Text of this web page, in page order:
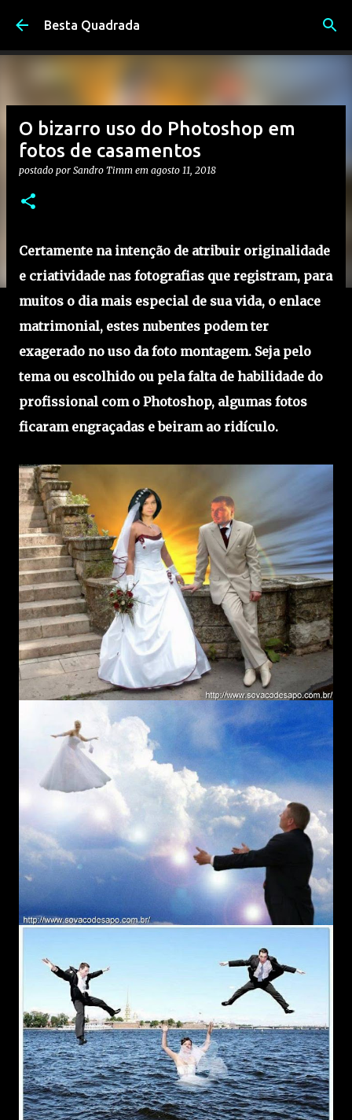
Pular para o conteúdo principal
Besta Quadrada
O bizarro uso do Photoshop em
fotos de casamentos
postado por Sandro Timm em agosto 11, 2018
Certamente na intenção de atribuir originalidade
e criatividade nas fotografias que registram, para
muitos o dia mais especial de sua vida, o enlace
matrimonial, estes nubentes podem ter
exagerado no uso da foto montagem. Seja pelo
tema ou escolhido ou pela falta de habilidade do
profissional com o Photoshop, algumas fotos
ficaram engraçadas e beiram ao ridículo.